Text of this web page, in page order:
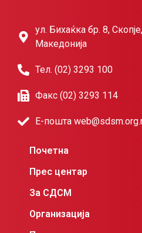
ул. Бихаќка бр. 8,
Македонија
Тел. (02) 3293 100
Факс (02) 3293 114
Е-пошта
Почетна
Прес центар
За СДСМ
Организација